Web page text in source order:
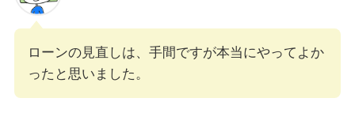
ローンの見直しは、手間ですが本当にやってよか
ったと思いました。